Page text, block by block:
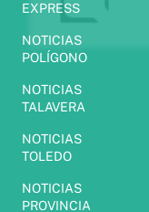
EXPRESS
NOTICIAS
POLÍGONO
NOTICIAS
TALAVERA
NOTICIAS
TOLEDO
NOTICIAS
PROVINCIA